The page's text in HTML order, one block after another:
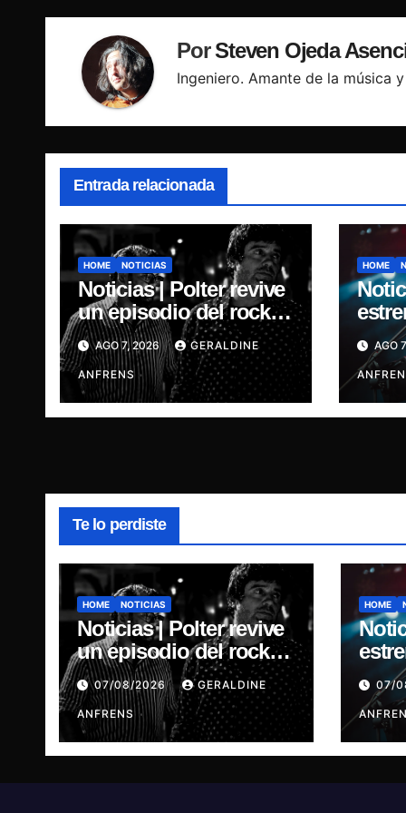
PorSteven Ojeda
Ingeniero. Amante de la música
Entrada relacionada
HOME NOTICIAS
Noticias | Polter revive
un episodio del rock
independiente chileno
con el lanzamiento de
“Esencial 2001–2026”
AGO 7, 2026 GERALDINE
ANFRENS
HOME
la
AGO
Te lo perdiste
HOME NOTICIAS
Noticias | Polter revive
un episodio del rock
independiente chileno
con el lanzamiento de
“Esencial 2001–2026”
07/08/2026 GERALDINE
ANFRENS
HOME
la
07/